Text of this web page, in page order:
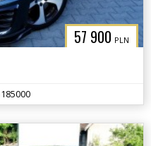
57 900 PLN
185000